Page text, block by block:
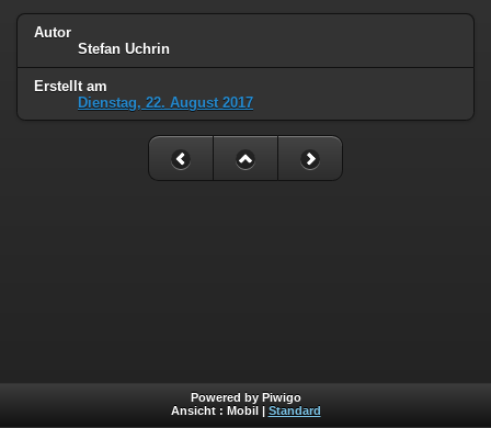
Autor
Stefan Uchrin
Erstellt am
Dienstag, 22. August 2017
Powered by Piwigo
Ansicht : Mobil Standard